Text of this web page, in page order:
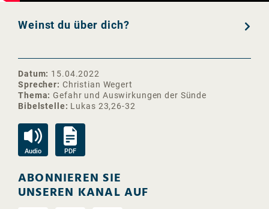
Weinst du über dich?
Datum
15.04.2022
Sprecher
Christian Wegert
Thema
Gefahr und Auswirkungen der Sünde
Bibelstelle
Lukas 23,26-32
Audio PDF
ABONNIEREN SIE
UNSEREN KANAL AUF